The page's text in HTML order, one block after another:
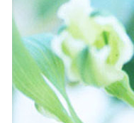
子简笔画步骤